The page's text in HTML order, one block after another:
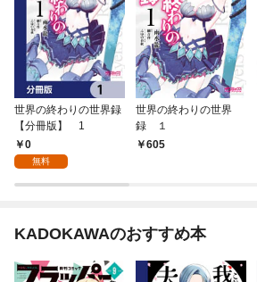
世界の終わりの世界録
【分冊版】 1
0
無料
世界の終わりの世界
録 １
605
KADOKAWAのおすすめ本